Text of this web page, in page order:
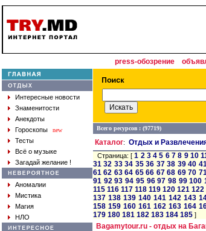
press-обозрение
Интересные новости
Знаменитости
Анекдоты
Гороскопы
new
Тесты
Всё о музыке
Загадай желание !
Аномалии
Мистика
Магия
НЛО
Всего ресурсов : (97719)
Каталог: Отдых и
Страница: [1 2 3 4 5 6 7 8 9 10
31 32 33 34 35 36 37 38 39 40
61 62 63 64 65 66 67 68 69 70
91 92 93 94 95 96 97 98 99 100
115 116 117 118 119 120 121 122
137 138 139 140 141 142 143
158 159 160 161 162 163 164
179 180 181 182 183 184 185 ]
Bagamytour.ru - отдых на